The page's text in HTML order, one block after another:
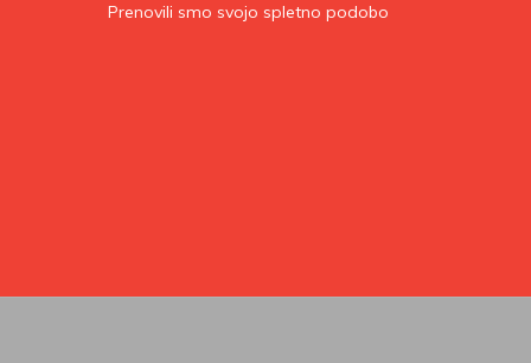
Prenovili smo svojo spletno podobo